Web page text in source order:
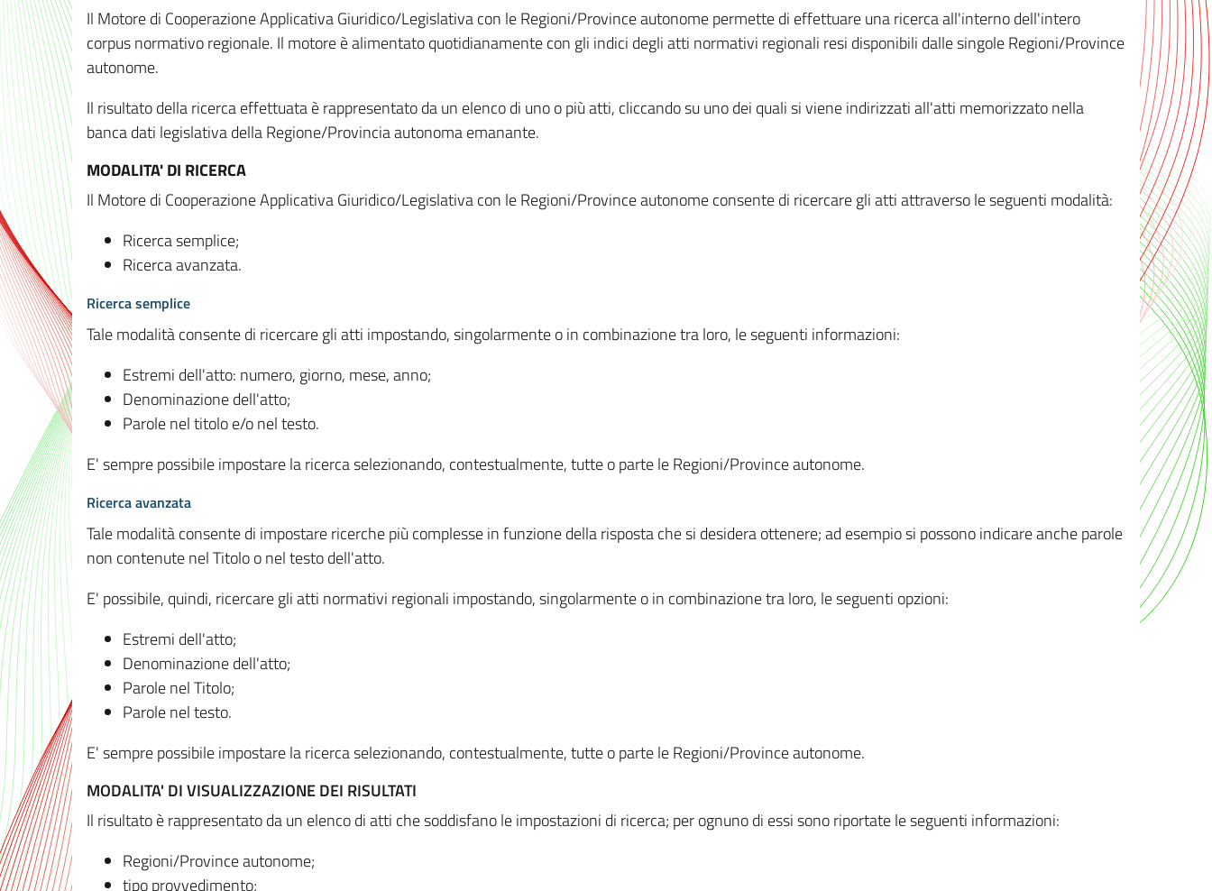
Il Motore di Cooperazione Applicativa Giuridico/Legislativa con le Regioni/Province autonome permette di effettuare una ricerca all'interno dell'intero
corpus normativo regionale. Il motore è alimentato quotidianamente con gli indici degli atti normativi regionali resi disponibili dalle singole Regioni/Province
autonome.
Il risultato della ricerca effettuata è rappresentato da un elenco di uno o più atti, cliccando su uno dei quali si viene indirizzati all'atti memorizzato nella
banca dati legislativa della Regione/Provincia autonoma emanante.
MODALITA' DI RICERCA
Il Motore di Cooperazione Applicativa Giuridico/Legislativa con le Regioni/Province autonome consente di ricercare gli atti attraverso le seguenti modalità:
Ricerca semplice;
Ricerca avanzata.
Ricerca semplice
Tale modalità consente di ricercare gli atti impostando, singolarmente o in combinazione tra loro, le seguenti informazioni:
Estremi dell'atto: numero, giorno, mese, anno;
Denominazione dell'atto;
Parole nel titolo e/o nel testo.
E' sempre possibile impostare la ricerca selezionando, contestualmente, tutte o parte le Regioni/Province autonome.
Ricerca avanzata
Tale modalità consente di impostare ricerche più complesse in funzione della risposta che si desidera ottenere; ad esempio si possono indicare anche parole
non contenute nel Titolo o nel testo dell'atto.
E' possibile, quindi, ricercare gli atti normativi regionali impostando, singolarmente o in combinazione tra loro, le seguenti opzioni:
Estremi dell'atto;
Denominazione dell'atto;
Parole nel Titolo;
Parole nel testo.
E' sempre possibile impostare la ricerca selezionando, contestualmente, tutte o parte le Regioni/Province autonome.
MODALITA' DI VISUALIZZAZIONE DEI RISULTATI
Il risultato è rappresentato da un elenco di atti che soddisfano le impostazioni di ricerca; per ognuno di essi sono riportate le seguenti informazioni:
Regioni/Province autonome;
tipo provvedimento;